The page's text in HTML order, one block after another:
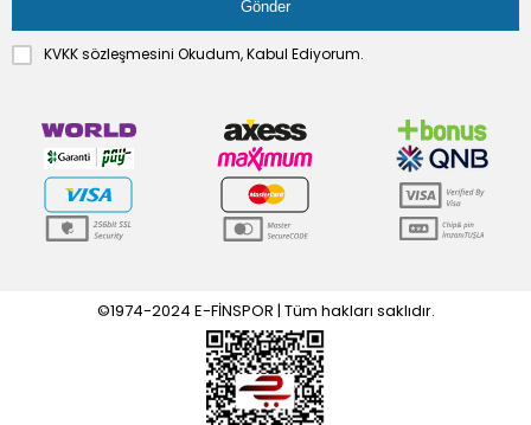
KVKK sözleşmesini Okudum, Kabul Ediyorum.
©1974-2024 E-FİNSPOR | Tüm hakları saklıdır.